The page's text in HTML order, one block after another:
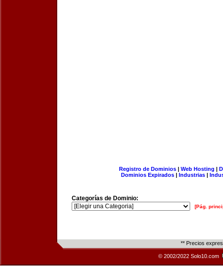
Registro de Dominios| Web Hosting |
Dominios Expirados | Industrias |
Categorías de Dominio:
[Pág.
** Precios
© 2002/2022 Solo10.com